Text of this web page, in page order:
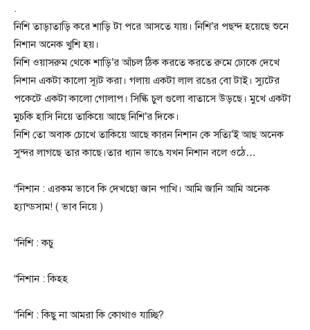
.
নিশি তাড়াতাড়ি করে শাড়ি টা পরে আসতে যায়। নিশি’র পছন্দ হয়েছে শুনে
নিশান অনেক খুশি হয়।‌
নিশি ওয়াসরুম থেকে শাড়ি’র আঁচল ঠিক করতে করতে রুমে ঢোকে দেখে
নিশান একটা কালো স্যূট করা। গলায় একটা লাল রঙের বো টাই। স্যুটের
পকেটে একটা কালো গোলাপ। সিল্কি চুল গুলো বাতাসে উড়ছে। মুখে একটা
মুচকি হাসি নিয়ে তাকিয়ে আছে নিশি’র দিকে।
নিশি তো অবাক চোখে তাকিয়ে আছে কারন নিশান কে সত্যি’ই আছ অনেক
সুন্দর লাগছে তার কাছে।‌তার ধ্যান ভাঙে যখন নিশান বলে ওঠে…
“নিশান : এরকম ভাবে কি দেখছো জান পাখি। আমি জানি আমি অনেক
হ্যান্ডসাম! ( ভাব নিয়ে )
“নিশি : কচু
“নিশান : কিহহ
“নিশি : কিছু না আমরা কি কোথাও যাচ্ছি?